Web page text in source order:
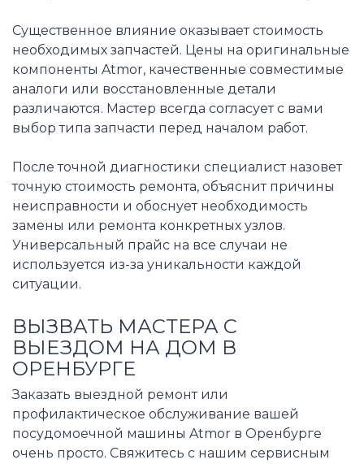
Существенное влияние оказывает стоимость
необходимых запчастей. Цены на оригинальные
компоненты Atmor, качественные совместимые
аналоги или восстановленные детали
различаются. Мастер всегда согласует с вами
выбор типа запчасти перед началом работ.
После точной диагностики специалист назовет
точную стоимость ремонта, объяснит причины
неисправности и обоснует необходимость
замены или ремонта конкретных узлов.
Универсальный прайс на все случаи не
используется из-за уникальности каждой
ситуации.
ВЫЗВАТЬ МАСТЕРА С
ВЫЕЗДОМ НА ДОМ В
ОРЕНБУРГЕ
Заказать выездной ремонт или
профилактическое обслуживание вашей
посудомоечной машины Atmor в Оренбурге
очень просто. Свяжитесь с нашим сервисным